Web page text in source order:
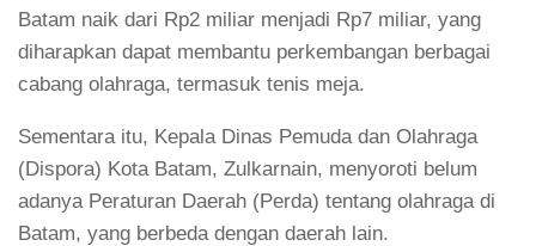
Batam naik dari Rp2 miliar menjadi Rp7 miliar, yang
diharapkan dapat membantu perkembangan berbagai
cabang olahraga, termasuk tenis meja.
Sementara itu, Kepala Dinas Pemuda dan Olahraga
(Dispora) Kota Batam, Zulkarnain, menyoroti belum
adanya Peraturan Daerah (Perda) tentang olahraga di
Batam, yang berbeda dengan daerah lain.